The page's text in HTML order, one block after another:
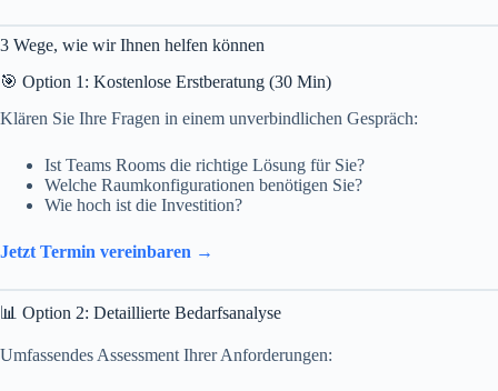
3 Wege, wie wir Ihnen helfen können
🎯 Option 1: Kostenlose Erstberatung (30 Min)
Klären Sie Ihre Fragen in einem unverbindlichen Gespräch:
Ist Teams Rooms die richtige Lösung für Sie?
Welche Raumkonfigurationen benötigen Sie?
Wie hoch ist die Investition?
Jetzt Termin vereinbaren →
📊 Option 2: Detaillierte Bedarfsanalyse
Umfassendes Assessment Ihrer Anforderungen: